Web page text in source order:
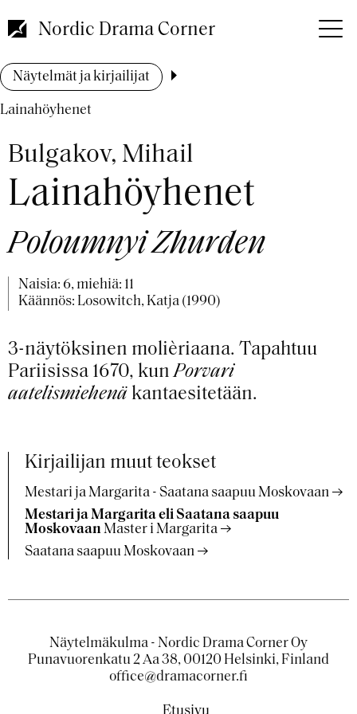
pääsisältöön
Nordic Drama Corner
Murupolku
Näytelmät ja kirjailijat
Lainahöyhenet
Bulgakov, Mihail
Lainahöyhenet
Poloumnyi Zhurden
Naisia: 6, miehiä: 11
Käännös: Losowitch, Katja (1990)
3-näytöksinen molièriaana. Tapahtuu
Pariisissa 1670, kunPorvari
aatelismiehenä kantaesitetään.
Kirjailijan muut teokset
Mestari ja Margarita - Saatana saapuu Moskovaan
Mestari ja Margarita eli Saatana saapuu
MoskovaanMaster i Margarita
Saatana saapuu Moskovaan
Näytelmäkulma - Nordic Drama Corner Oy
Punavuorenkatu 2 Aa 38, 00120 Helsinki, Finland
office@dramacorner.fi
Etusivu